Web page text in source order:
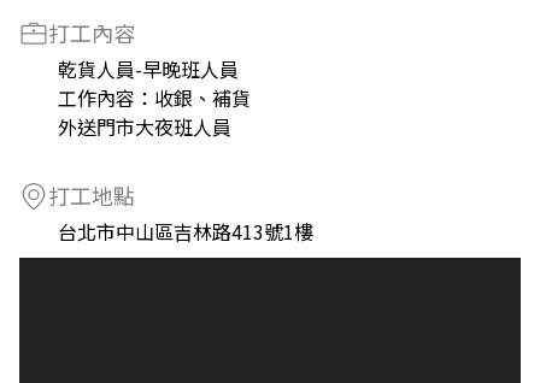
打工內容
乾貨人員-早晚班人員
工作內容：收銀、補貨
外送門市大夜班人員
打工地點
台北市中山區吉林路413號1樓